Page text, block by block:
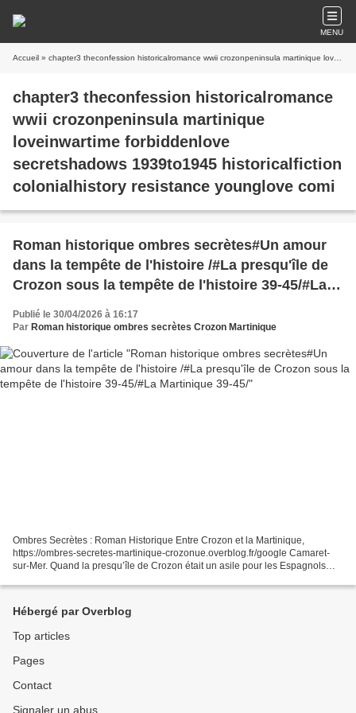
MENU
Accueil » chapter3 theconfession historicalromance wwii crozonpeninsula martinique loveinwartime forbiddenlove secretshadows 1939to1945 historicalfiction colonialhistory resistance younglove comi
chapter3 theconfession historicalromance
wwii crozonpeninsula martinique
loveinwartime forbiddenlove
secretshadows 1939to1945 historicalfiction
colonialhistory resistance younglove comi
Roman historique ombres secrètes#Un amour
dans la tempête de l'histoire /#La presqu'île de
Crozon sous la tempête de l'histoire 39-45/#La
Martinique 39-45/
Publié le 30/04/2026 à 16:17
Par Roman historique ombres secrètes Crozon Martinique
Ombres Secrètes : Roman Historique Entre Crozon et la Martinique,
https://ombres-secretes-martinique-crozonue.overblog.fr/google Camaret-
sur-Mer. Quand la presqu’île de Crozon était un asile pour les Espagnols
Hébergé par Overblog
Top articles
Pages
Contact
Signaler un abus